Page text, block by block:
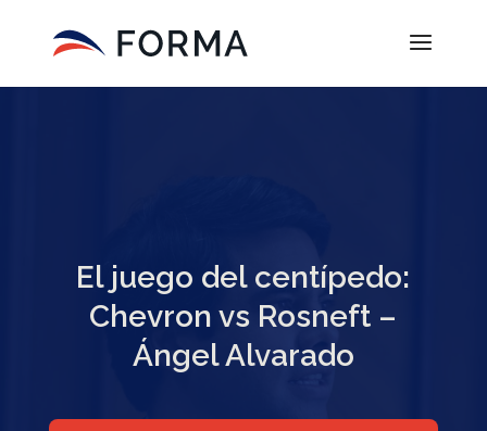
El juego del centípedo:
Chevron vs Rosneft –
Ángel Alvarado